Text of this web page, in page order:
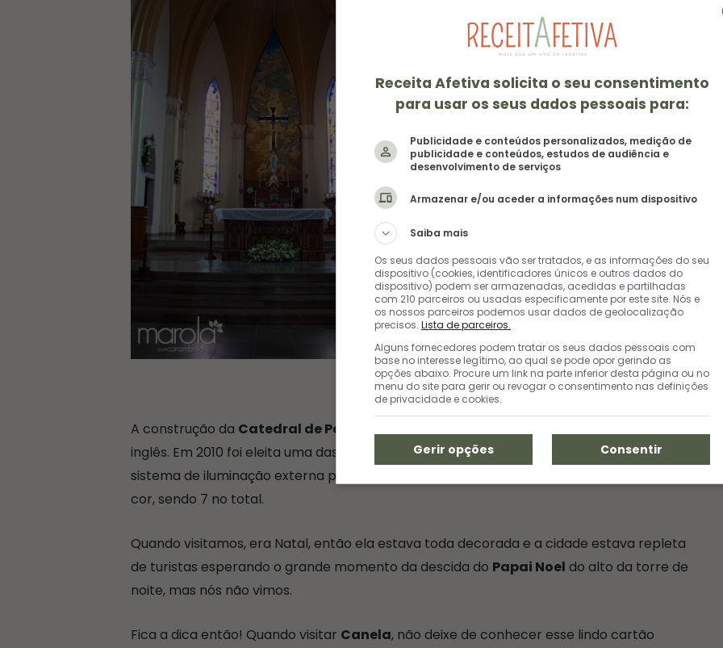
Área interna da Catedral
A construção da Catedral de Pedra
inglês. Em 2010 foi eleita uma das
Sete Maravilhas do Brasil
e com isso ganhou uma
sistema de iluminação externa permanente. Assim a cada minuto a igreja fica de uma
cor, sendo 7 no total.
Quando visitamos, era Natal, então ela estava toda decorada e a cidade estava repleta
de turistas esperando o grande momento da descida do Papai Noel do alto da torre de
noite, mas nós não vimos.
Fica a dica então! Quando visitar Canela, não deixe de conhecer esse lindo cartão
Receita Afetiva solicita o seu consentimento
para usar os seus dados pessoais para:
Publicidade e conteúdos personalizados, medição de
publicidade e conteúdos, estudos de audiência e
desenvolvimento de serviços
Armazenar e/ou aceder a informações num dispositivo
Saiba mais
Os seus dados pessoais vão ser tratados, e as informações do seu
dispositivo (cookies, identificadores únicos e outros dados do
dispositivo) podem ser armazenadas, acedidas e partilhadas
com 210 parceiros ou usadas especificamente por este site. Nós e
os nossos parceiros podemos usar dados de geolocalização
precisos. Lista de parceiros.
Alguns fornecedores podem tratar os seus dados pessoais com
base no interesse legítimo, ao qual se pode opor gerindo as
opções abaixo. Procure um link na parte inferior desta página ou no
menu do site para gerir ou revogar o consentimento nas definições
de privacidade e cookies.
Consentir
Gerir opções